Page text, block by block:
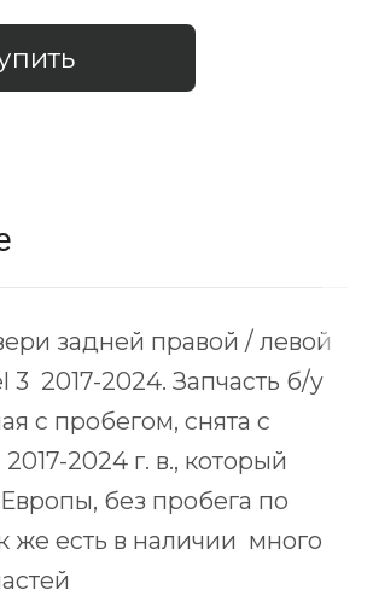
задней правой / левой
3 2017-2024. Запчасть б/у
с пробегом, снята с
2024 г. в., который
без пробега по
же есть в наличии много